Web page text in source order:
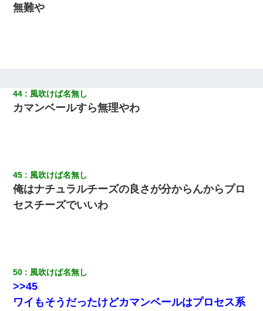
無難や
44 風吹けば名無し
カマンベールすら無理やわ
45 風吹けば名無し
俺はナチュラルチーズの良さが分からんからプロ
セスチーズでいいわ
50 風吹けば名無し
>>45
ワイもそうだったけどカマンベールはプロセス系